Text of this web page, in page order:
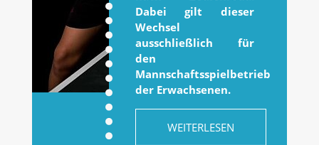
Dabei gilt dieser
Wechsel
ausschließlich für
den
Mannschaftsspielbetrieb
der Erwachsenen.
WEITERLESEN